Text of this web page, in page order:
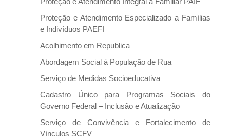
Proteção e Atendimento Especializado a Famílias
e Indivíduos PAEFI
Acolhimento em Republica
Abordagem Social à População de Rua
Serviço de Medidas Socioeducativa
Cadastro Único para Programas Sociais do
Governo Federal – Inclusão e Atualização
Serviço de Convivência e Fortalecimento de
Vínculos SCFV